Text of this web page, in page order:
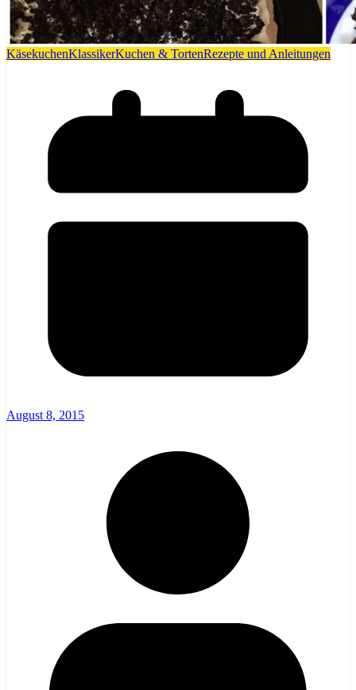
KäsekuchenKlassikerKuchen & TortenRezepte und Anleitungen
August 8, 2015